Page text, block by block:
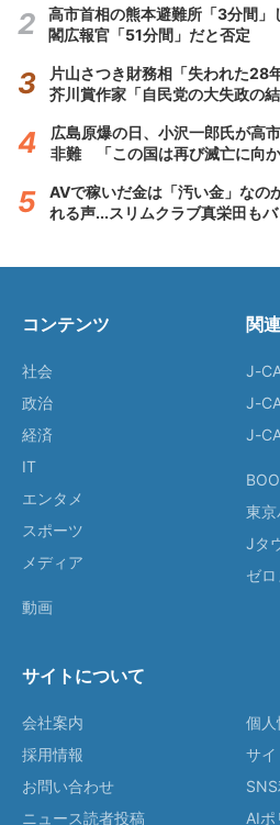
高市首相の熊本避難所「3分間
閣広報官「51分間」だと否定
片山さつき財務相「失われた28
芥川賞作家「自民党の大失政の結
広島原爆の日、小沢一郎氏が高
非難 「この国は再び滅亡に向か
AVで稼いだ金は「汚い金」な
れる声...スリムクラブ真栄田もバ
コンテンツ
社会
政治
経済
IT
エンタメ
スポーツ
メディア
動画
関
J-
J-
J-
東京
Jタ
ゼロ
サイトについて
会社案内
採用情報
お問い合わせ
ニュース読者投稿
個
サイ
AIポ